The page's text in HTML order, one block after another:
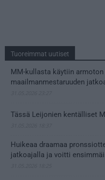
Tuoreimmat uutiset
MM-kullasta käytiin
maailmanmestaruuden
Tässä Leijonien kentälliset
Huikeaa draamaa
jatkoajalla ja voitti